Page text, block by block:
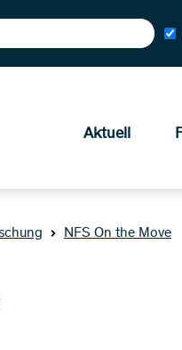
Aktuell
NFS On the Move